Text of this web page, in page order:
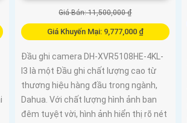
Giá Bán: 11,500,000 ₫
Giá Khuyến Mại: 9,777,000 ₫
Đầu ghi camera DH-XVR5108HE-4KL-
I3 là một Đầu ghi chất lượng cao từ
thương hiệu hàng đầu trong ngành,
Dahua. Với chất lượng hình ảnh ban
đêm tuyệt vời, hình ảnh hiển thị rõ nét